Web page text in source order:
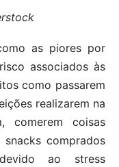
as piores por
associados às
como passarem
realizarem na
comerem coisas
comprados
ao stress